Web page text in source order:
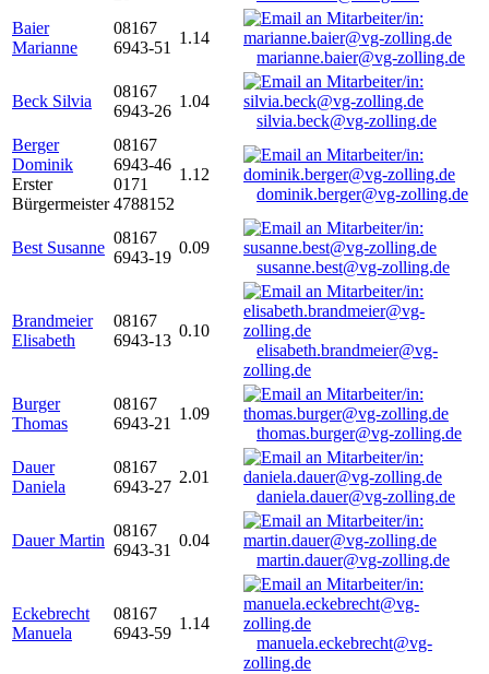
Baier
Marianne
08167
6943-51
1.14
marianne.baier@vg-zolling.de
Beck Silvia
08167
6943-26
1.04
silvia.beck@vg-zolling.de
Berger
Dominik
Erster
Bürgermeister
08167
6943-46
0171
4788152
1.12
dominik.berger@vg-zolling.de
Best Susanne
08167
6943-19
0.09
susanne.best@vg-zolling.de
Brandmeier
Elisabeth
08167
6943-13
0.10
elisabeth.brandmeier@vg-
zolling.de
Burger
Thomas
08167
6943-21
1.09
thomas.burger@vg-zolling.de
Dauer
Daniela
08167
6943-27
2.01
daniela.dauer@vg-zolling.de
Dauer Martin
08167
6943-31
0.04
martin.dauer@vg-zolling.de
Eckebrecht
Manuela
08167
6943-59
1.14
manuela.eckebrecht@vg-
zolling.de